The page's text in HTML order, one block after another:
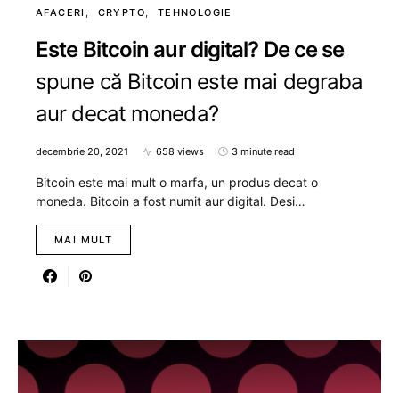
AFACERI CRYPTO TEHNOLOGIE
Este Bitcoin aur digital? De ce se
spune că Bitcoin este mai degraba
aur decat moneda?
decembrie 20, 2021 658 views 3 minute read
Bitcoin este mai mult o marfa, un produs decat o
moneda. Bitcoin a fost numit aur digital. Desi…
MAI MULT